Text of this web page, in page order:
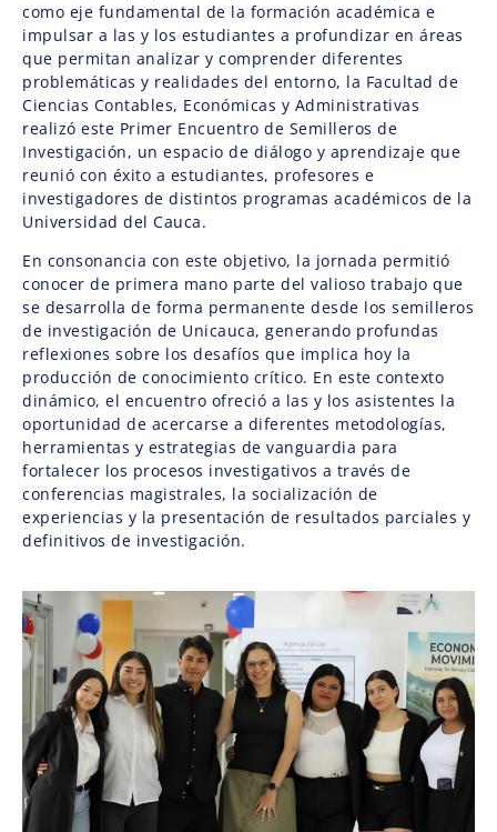
como eje fundamental de la formación académica e
impulsar a las y los estudiantes a profundizar en áreas
que permitan analizar y comprender diferentes
problemáticas y realidades del entorno, la Facultad de
Ciencias Contables, Económicas y Administrativas
realizó este Primer Encuentro de Semilleros de
Investigación, un espacio de diálogo y aprendizaje que
reunió con éxito a estudiantes, profesores e
investigadores de distintos programas académicos de la
Universidad del Cauca.
En consonancia con este objetivo, la jornada permitió
conocer de primera mano parte del valioso trabajo que
se desarrolla de forma permanente desde los semilleros
de investigación de Unicauca, generando profundas
reflexiones sobre los desafíos que implica hoy la
producción de conocimiento crítico. En este contexto
dinámico, el encuentro ofreció a las y los asistentes la
oportunidad de acercarse a diferentes metodologías,
herramientas y estrategias de vanguardia para
fortalecer los procesos investigativos a través de
conferencias magistrales, la socialización de
experiencias y la presentación de resultados parciales y
definitivos de investigación.